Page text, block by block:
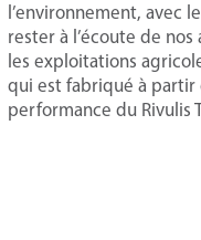
l’environnement, avec
rester à l’écoute de
les exploitations
qui est fabriqué à partir
performance du Rivulis